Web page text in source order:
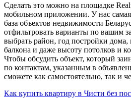
Сделать это можно на площадке
мобильном приложении. У нас
база объектов недвижимости
отфильтровать варианты по вашим
выбрать район, год постройки дома,
балкона и даже высоту потолков и
Чтобы обсудить объект, который
по контактам, указанным в
сможете как самостоятельно, так и
Как купить квартиру в Чисти без